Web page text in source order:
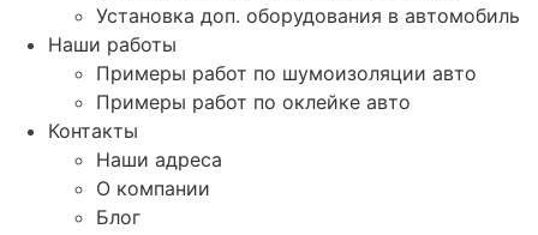
Установка доп. оборудования в автомобиль
Наши работы
Примеры работ по шумоизоляции авто
Примеры работ по оклейке авто
Контакты
Наши адреса
О компании
Блог